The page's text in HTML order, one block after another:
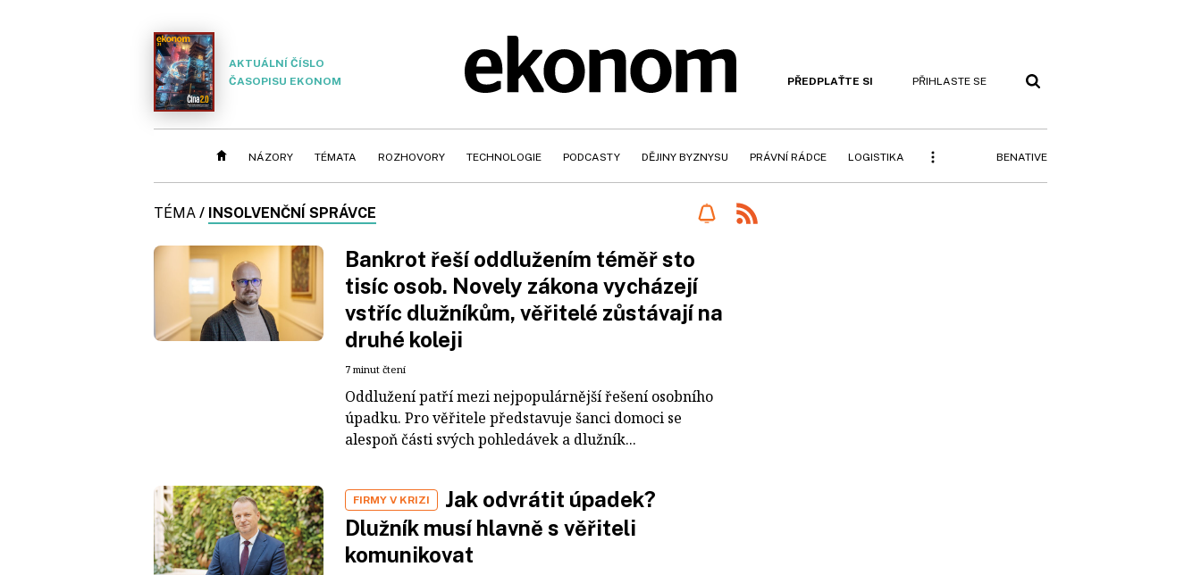
AKTUÁLNÍ ČÍSLO
ČASOPISU EKONOM
PŘEDPLAŤTE SI PŘIHLASTE SE
NÁZORY TÉMATA ROZHOVORY TECHNOLOGIE PODCASTY DĚJINY BYZNYSU PRÁVNÍ RÁDCE LOGISTIKA BENATIVE
TÉMA / INSOLVENČNÍ SPRÁVCE
Bankrot řeší oddlužením téměř sto
tisíc osob. Novely zákona vycházejí
vstříc dlužníkům, věřitelé zůstávají na
druhé koleji
7 minut čtení
Oddlužení patří mezi nejpopulárnější řešení osobního
úpadku. Pro věřitele představuje šanci domoci se
alespoň části svých pohledávek a dlužník...
FIRMY V KRIZI
Jak odvrátit úpadek?
Dlužník musí hlavně s věřiteli
komunikovat